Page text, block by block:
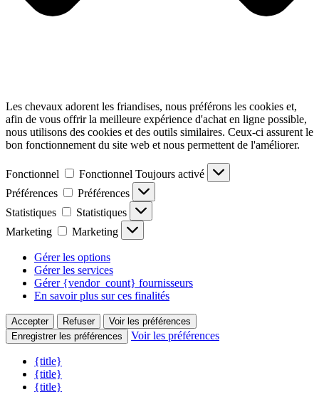
Les chevaux adorent les friandises, nous préférons les cookies et,
afin de vous offrir la meilleure expérience d'achat en ligne possible,
nous utilisons des cookies et des outils similaires. Ceux-ci assurent le
bon fonctionnement du site web et nous permettent de l'améliorer.
Fonctionnel Fonctionnel Toujours activé
Préférences
Préférences
Statistiques
Statistiques
Marketing
Marketing
Gérer les options
Gérer les services
Gérer {vendor_count} fournisseurs
En savoir plus sur ces finalités
Accepter Refuser
Voir les préférences
Enregistrer les préférences
Voir les préférences
{title}
{title}
{title}